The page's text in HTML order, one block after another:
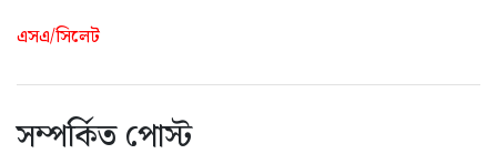
এসএ/সিলেট
সম্পর্কিত পোস্ট